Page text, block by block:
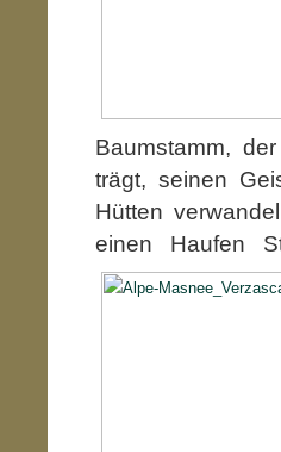
Baumstamm,
trägt, seinen
Hütten
einen Haufen